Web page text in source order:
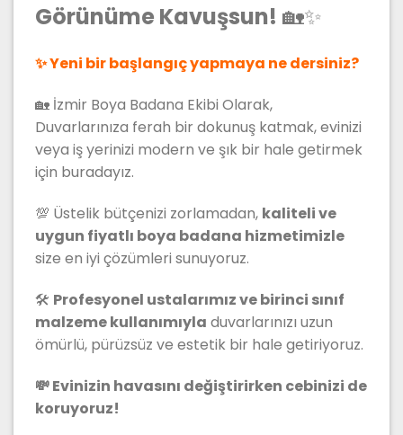
Görünüme Kavuşsun! 🏡✨
✨ Yeni bir başlangıç yapmaya ne dersiniz?
🏡 İzmir Boya Badana Ekibi Olarak,
Duvarlarınıza ferah bir dokunuş katmak, evinizi
veya iş yerinizi modern ve şık bir hale getirmek
için buradayız.
💯 Üstelik bütçenizi zorlamadan, kaliteli ve
uygun fiyatlı boya badana hizmetimizle
size en iyi çözümleri sunuyoruz.
🛠 Profesyonel ustalarımız ve birinci sınıf
malzeme kullanımıyla duvarlarınızı uzun
ömürlü, pürüzsüz ve estetik bir hale getiriyoruz.
💸 Evinizin havasını değiştirirken cebinizi de
koruyoruz!